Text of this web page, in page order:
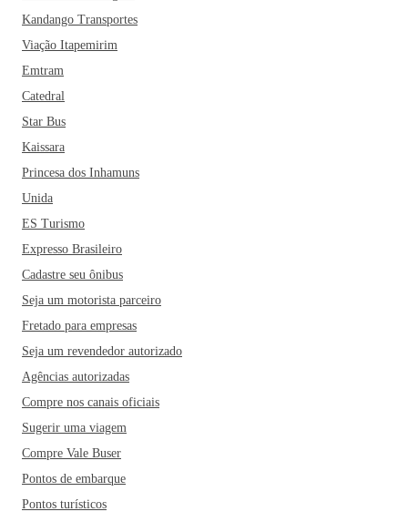
chimarrão só que gelado. Vale a pena experimentar!
Kandango Transportes
Viação Itapemirim
Emtram
Catedral
Star Bus
Kaissara
Princesa dos Inhamuns
Unida
ES Turismo
Expresso Brasileiro
Cadastre seu ônibus
Seja um motorista parceiro
Fretado para empresas
Seja um revendedor autorizado
Agências autorizadas
Compre nos canais oficiais
Sugerir uma viagem
Compre Vale Buser
Pontos de embarque
Pontos turísticos